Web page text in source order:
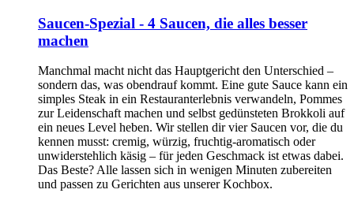
Saucen-Spezial - 4 Saucen, die alles besser
machen
Manchmal macht nicht das Hauptgericht den Unterschied –
sondern das, was obendrauf kommt. Eine gute Sauce kann ein
simples Steak in ein Restauranterlebnis verwandeln, Pommes
zur Leidenschaft machen und selbst gedünsteten Brokkoli auf
ein neues Level heben. Wir stellen dir vier Saucen vor, die du
kennen musst: cremig, würzig, fruchtig-aromatisch oder
unwiderstehlich käsig – für jeden Geschmack ist etwas dabei.
Das Beste? Alle lassen sich in wenigen Minuten zubereiten
und passen zu Gerichten aus unserer Kochbox.